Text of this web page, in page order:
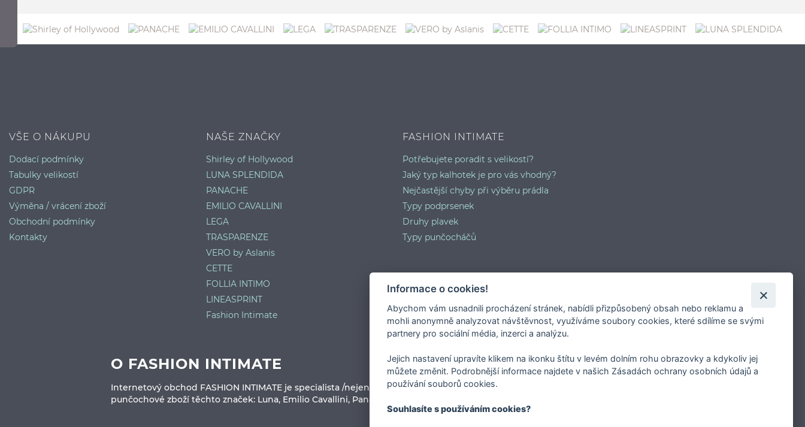
VŠE O NÁKUPU
Dodací podmínky
Tabulky velikostí
GDPR
Výměna / vrácení zboží
Obchodní podmínky
Kontakty
NAŠE ZNAČKY
Shirley of Hollywood
LUNA SPLENDIDA
PANACHE
EMILIO CAVALLINI
LEGA
TRASPARENZE
VERO by Aslanis
CETTE
FOLLIA INTIMO
LINEASPRINT
Fashion Intimate
FASHION INTIMATE
Potřebujete poradit s velikostí?
Jaký typ kalhotek je pro vás vhodný?
Nejčastější chyby při výběru prádla
Typy podprsenek
Druhy plavek
Typy punčocháčů
O FASHION INTIMATE
Internetový obchod FASHION INTIMATE je specialista /nejen / na okrajové velikosti podprsenek a prádla vůbec. Prodává značkové prádlo a luxusní
punčochové zboží těchto značek: Luna, Emilio Cavallini, Panache, Trasparenze, Shirley of Hollywood a Vero by Aslanis
Informace o cookies!
Abychom vám usnadnili procházení stránek, nabídli přizpůsobený obsah nebo reklamu a
mohli anonymně analyzovat návštěvnost, využíváme soubory cookies, které sdílíme se svými
partnery pro sociální média, inzerci a analýzu.
Jejich nastavení upravíte klikem na ikonku štítu v levém dolním rohu obrazovky a kdykoliv jej
můžete změnit. Podrobnější informace najdete v našich Zásadách ochrany osobních údajů a
používání souborů cookies.
Souhlasíte s používáním cookies?